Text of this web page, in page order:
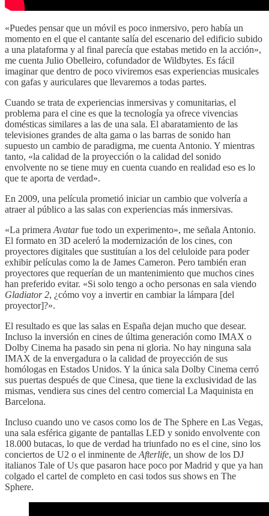
«Puedes pensar que un móvil es poco inmersivo, pero había un
momento en el que el cantante salía del escenario del edificio subido
a una plataforma y al final parecía que estabas metido en la acción»,
me cuenta Julio Obelleiro, cofundador de Wildbytes. Es fácil
imaginar que dentro de poco viviremos esas experiencias musicales
con gafas y auriculares que llevaremos a todas partes.
Cuando se trata de experiencias inmersivas y comunitarias, el
problema para el cine es que la tecnología ya ofrece vivencias
domésticas similares a las de una sala. El abaratamiento de las
televisiones grandes de alta gama o las barras de sonido han
supuesto un cambio de paradigma, me cuenta Antonio. Y mientras
tanto, «la calidad de la proyección o la calidad del sonido
envolvente no se tiene muy en cuenta cuando en realidad eso es lo
que te aporta de verdad».
En 2009, una película prometió iniciar un cambio que volvería a
atraer al público a las salas con experiencias más inmersivas.
«La primera Avatarfue todo un experimento», me señala Antonio.
El formato en 3D aceleró la modernización de los cines, con
proyectores digitales que sustituían a los del celuloide para poder
exhibir películas como la de James Cameron. Pero también eran
proyectores que requerían de un mantenimiento que muchos cines
han preferido evitar. «Si solo tengo a ocho personas en sala viendo
Gladiator 2, ¿cómo voy a invertir en cambiar la lámpara [del
proyector]?».
El resultado es que las salas en España dejan mucho que desear.
Incluso la inversión en cines de última generación como IMAX o
Dolby Cinema ha pasado sin pena ni gloria. No hay ninguna sala
IMAX de la envergadura o la calidad de proyección de sus
homólogas en Estados Unidos. Y la única sala Dolby Cinema cerró
sus puertas después de que Cinesa, que tiene la exclusividad de las
mismas, vendiera sus cines del centro comercial La Maquinista en
Barcelona.
Incluso cuando uno ve casos como los de The Sphere en Las Vegas,
una sala esférica gigante de pantallas LED y sonido envolvente con
18.000 butacas, lo que de verdad ha triunfado no es el cine, sino los
conciertos de U2 o el inminente de Afterlife, un show de los DJ
italianos Tale of Us que pasaron hace poco por Madrid y que ya han
colgado el cartel de completo en casi todos sus shows en The
Sphere.